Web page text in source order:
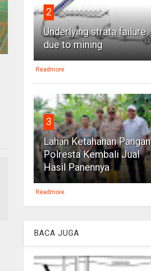
2
Underlying strata failure
due to mining
Readmore
3
Lahan Ketahanan Pangan
Polresta Kembali Jual
Hasil Panennya
Readmore
BACA JUGA